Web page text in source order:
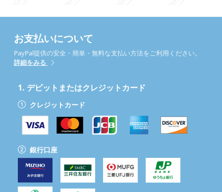
お支払いについて
PayPal提供の安全・簡単・無料な支払い方法をご利用ください。
詳細をみる
1. デビットまたはクレジットカード
クレジットカード
銀行口座